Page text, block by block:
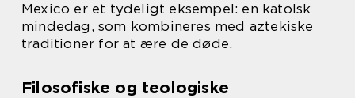
Mexico er et tydeligt eksempel: en katolsk
mindedag, som kombineres med aztekiske
traditioner for at ære de døde.
Filosofiske og teologiske